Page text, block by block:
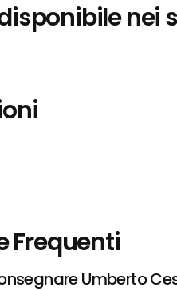
nei
Frequenti
Umberto